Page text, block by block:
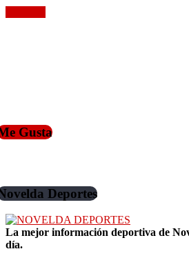
Gusta
Deportes
La mejor información deportiva de
día.